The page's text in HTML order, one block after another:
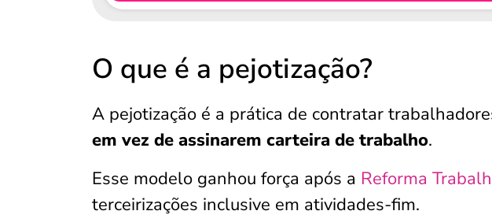
O que é a pejotização?
A pejotização é a prática de contratar
em vez de assinarem carteira de trabalho.
Esse modelo ganhou força após a Reforma
terceirizações inclusive em atividades-fim.